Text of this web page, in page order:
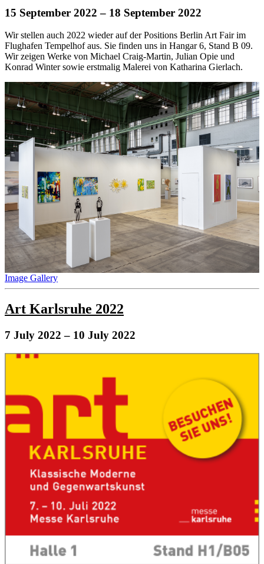
15 September 2022 – 18 September 2022
Wir stellen auch 2022 wieder auf der Positions Berlin Art Fair im
Flughafen Tempelhof aus. Sie finden uns in Hangar 6, Stand B 09.
Wir zeigen Werke von Michael Craig-Martin, Julian Opie und
Konrad Winter sowie erstmalig Malerei von Katharina Gierlach.
Image Gallery
Art Karlsruhe 2022
7 July 2022 – 10 July 2022